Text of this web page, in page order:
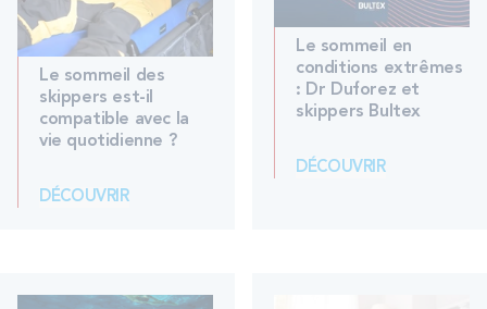
Le sommeil des
skippers est-il
compatible avec la
vie quotidienne ?
DÉCOUVRIR
Le sommeil en
conditions extrêmes
: Dr Duforez et
skippers Bultex
DÉCOUVRIR